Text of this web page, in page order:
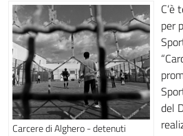
Carcere di Alghero - detenuti
C’è
per
del